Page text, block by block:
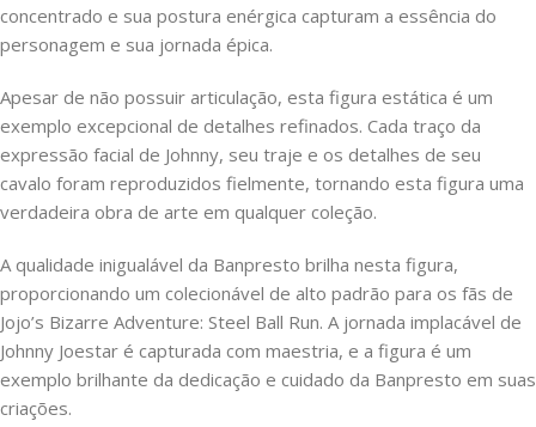
concentrado e sua postura enérgica capturam a essência do
personagem e sua jornada épica.
Apesar de não possuir articulação, esta figura estática é um
exemplo excepcional de detalhes refinados. Cada traço da
expressão facial de Johnny, seu traje e os detalhes de seu
cavalo foram reproduzidos fielmente, tornando esta figura uma
verdadeira obra de arte em qualquer coleção.
A qualidade inigualável da Banpresto brilha nesta figura,
proporcionando um colecionável de alto padrão para os fãs de
Jojo’s Bizarre Adventure: Steel Ball Run. A jornada implacável de
Johnny Joestar é capturada com maestria, e a figura é um
exemplo brilhante da dedicação e cuidado da Banpresto em suas
criações.